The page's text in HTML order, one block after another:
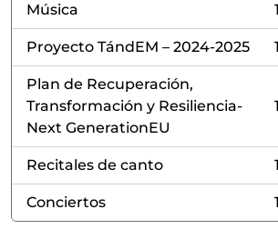
Música
, 1 resultados
1
Proyecto TándEM – 2024-2025
, 1 resultados
1
Plan de Recuperación,
Transformación y Resiliencia-
Next GenerationEU
, 1 resultados
1
Recitales de canto
, 1 resultados
1
Conciertos
, 1 resultados
1